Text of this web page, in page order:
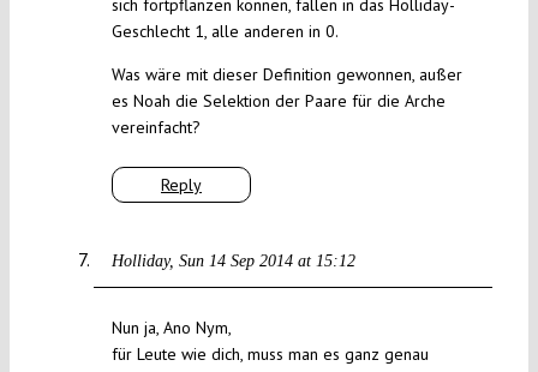
Reply
sich fortpflanzen können, fallen in das Holliday-
Geschlecht 1, alle anderen in 0.
Was wäre mit dieser Definition gewonnen, außer
es Noah die Selektion der Paare für die Arche
vereinfacht?
Holliday Sun 14 Sep 2014 at 15:12
Nun ja, Ano Nym,
für Leute wie dich, muss man es ganz genau